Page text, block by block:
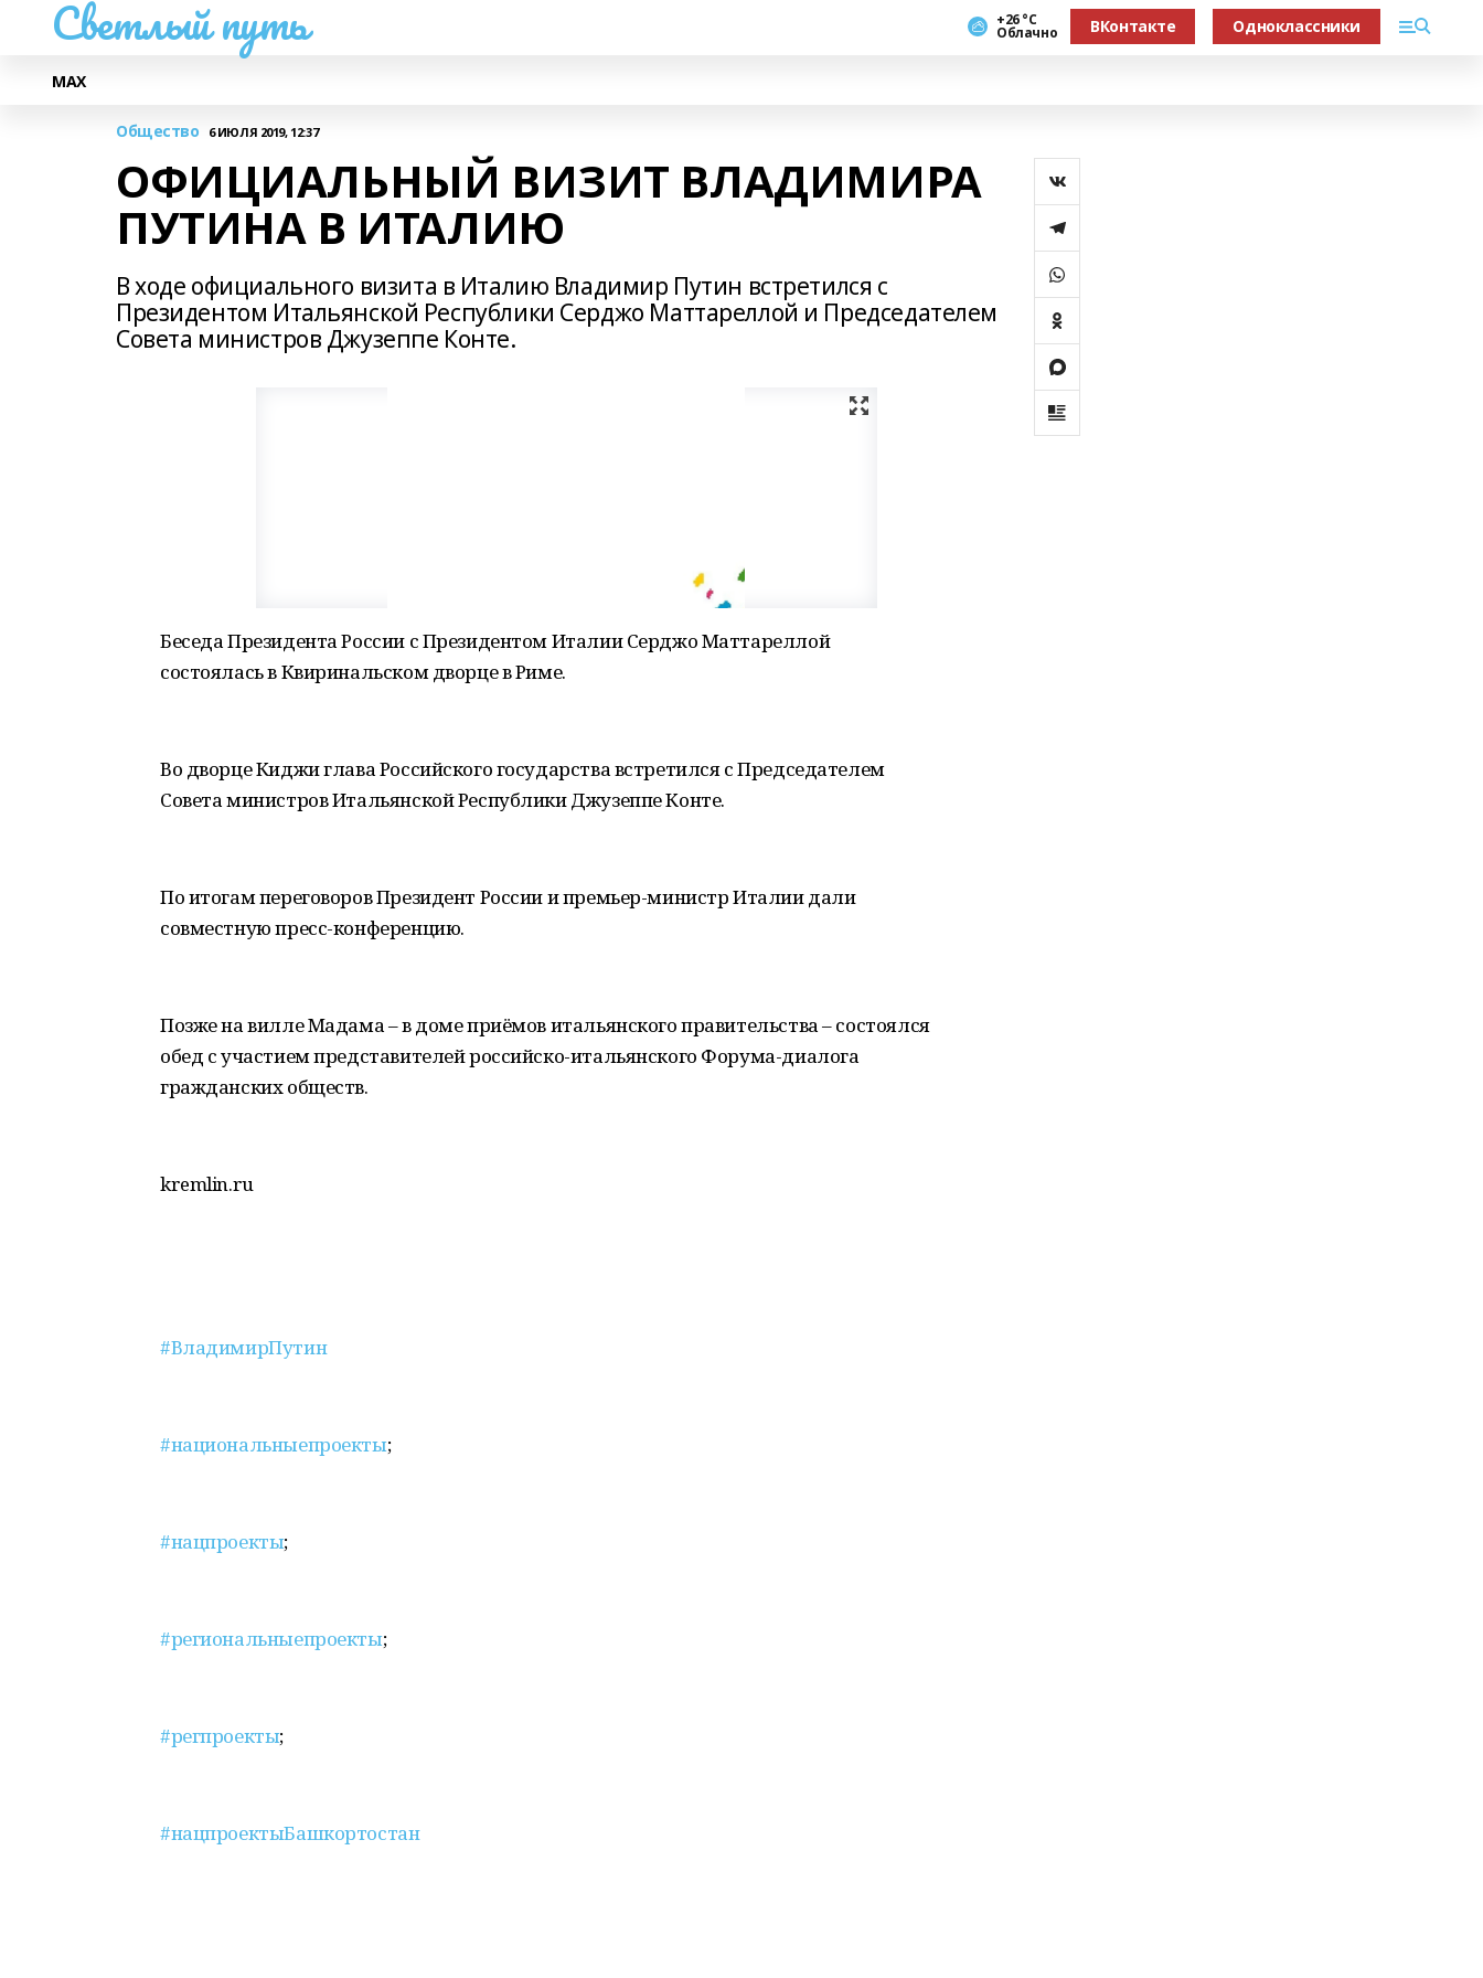
Светлый путь +26 °С
Облачно ВКонтакте Одноклассники
МАХ
Общество 6 ИЮЛЯ 2019, 12:37
ОФИЦИАЛЬНЫЙ ВИЗИТ ВЛАДИМИРА
ПУТИНА В ИТАЛИЮ
В ходе официального визита в Италию Владимир Путин встретился с
Президентом Итальянской Республики Серджо Маттареллой и Председателем
Совета министров Джузеппе Конте.
Беседа Президента России с Президентом Италии Серджо Маттареллой
состоялась в Квиринальском дворце в Риме.
Во дворце Киджи глава Российского государства встретился с Председателем
Совета министров Итальянской Республики Джузеппе Конте.
По итогам переговоров Президент России и премьер-министр Италии дали
совместную пресс-конференцию.
Позже на вилле Мадама – в доме приёмов итальянского правительства – состоялся
обед с участием представителей российско-итальянского Форума-диалога
гражданских обществ.
kremlin.ru
#ВладимирПутин
#национальныепроекты;
#нацпроекты;
#региональныепроекты;
#регпроекты;
#нацпроектыБашкортостан